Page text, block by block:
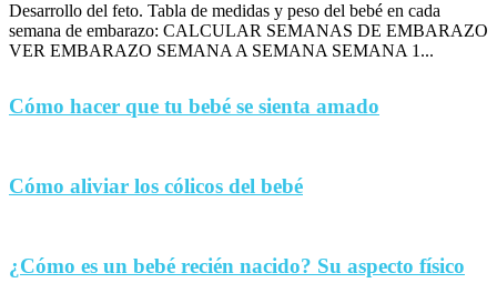
Desarrollo del feto. Tabla de medidas y peso del bebé en cada
semana de embarazo: CALCULAR SEMANAS DE EMBARAZO
VER EMBARAZO SEMANA A SEMANA SEMANA 1...
Cómo hacer que tu bebé se sienta amado
Cómo aliviar los cólicos del bebé
¿Cómo es un bebé recién nacido? Su aspecto físico